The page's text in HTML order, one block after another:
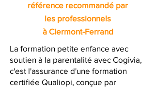
référence recommandé par
les professionnels
à Clermont-Ferrand
La formation petite enfance avec
soutien à la parentalité avec Cogivia,
c'est l'assurance d'une formation
certifiée Qualiopi, conçue par